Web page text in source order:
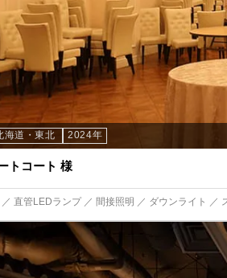
海道・東北 2024年
トコート 様
直管LEDランプ ／ 間接照明 ／ ダウンライト ／